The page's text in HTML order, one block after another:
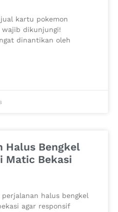
kartu pokemon
dikunjungi!
dinantikan oleh
Halus Bengkel
Matic Bekasi
halus bengkel
agar responsif